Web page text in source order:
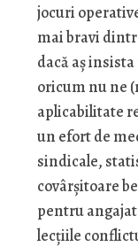
jocuri
mai bravi
dacă aş
oricum nu ne
aplicabilitate
un efort de
sindicale,
covârşitoare
pentru
lecţiile